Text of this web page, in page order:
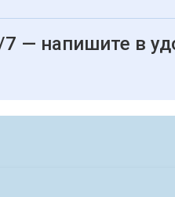
— напишите в